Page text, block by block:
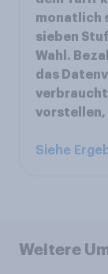
monatlich
sieben
Wahl.
das
verbraucht
vorstellen,
Siehe
Weitere